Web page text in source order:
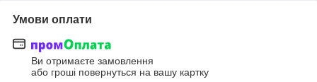
Умови оплати
Ви отримаєте замовлення
або гроші повернуться на вашу картку